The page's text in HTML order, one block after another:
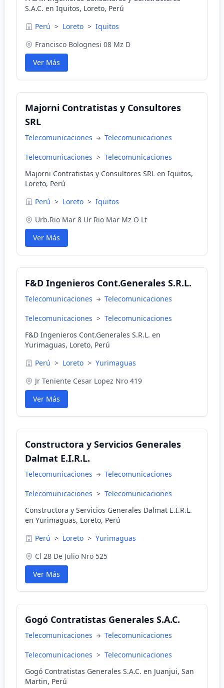
S.A.C. en Iquitos, Loreto, Perú
Perú > Loreto > Iquitos
Francisco Bolognesi 08 Mz D
Ver Más
Majorni Contratistas y Consultores
SRL
Telecomunicaciones Telecomunicaciones
Telecomunicaciones > Telecomunicaciones
Majorni Contratistas y Consultores SRL en Iquitos,
Loreto, Perú
Perú > Loreto > Iquitos
Urb.Rio Mar 8 Ur Rio Mar Mz O Lt
Ver Más
F&D Ingenieros Cont.Generales S.R.L.
Telecomunicaciones Telecomunicaciones
Telecomunicaciones > Telecomunicaciones
F&D Ingenieros Cont.Generales S.R.L. en
Yurimaguas, Loreto, Perú
Perú > Loreto > Yurimaguas
Jr Teniente Cesar Lopez Nro 419
Ver Más
Constructora y Servicios Generales
Dalmat E.I.R.L.
Telecomunicaciones Telecomunicaciones
Telecomunicaciones > Telecomunicaciones
Constructora y Servicios Generales Dalmat E.I.R.L.
en Yurimaguas, Loreto, Perú
Perú > Loreto > Yurimaguas
Cl 28 De Julio Nro 525
Ver Más
Gogó Contratistas Generales S.A.C.
Telecomunicaciones Telecomunicaciones
Telecomunicaciones > Telecomunicaciones
Gogó Contratistas Generales S.A.C. en Juanjui, San
Martin, Perú